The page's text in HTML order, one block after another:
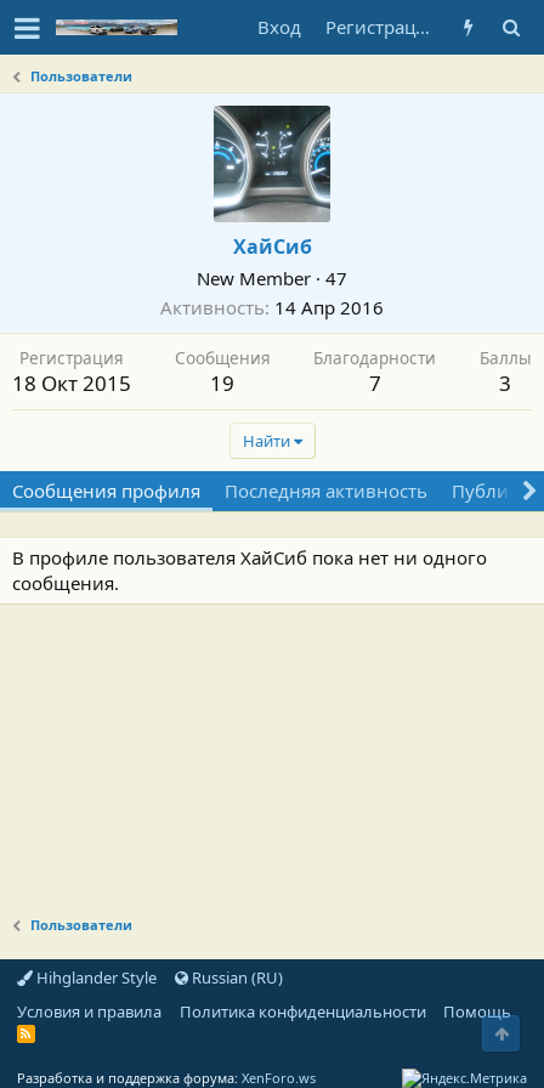
Вход Регистрация
Пользователи
ХайСиб
New Member · 47
Активность 14 Апр 2016
Регистрация
18 Окт 2015
Сообщения
19
Благодарности
7
Баллы
3
Найти
Сообщения профиля Последняя активность
В профиле пользователя ХайСиб пока нет ни одного
сообщения.
Пользователи
Hihglander Style
Russian (RU)
Условия и правила
Политика конфиденциальности Помощь
R
Разработка и поддержка форума: XenForo.ws